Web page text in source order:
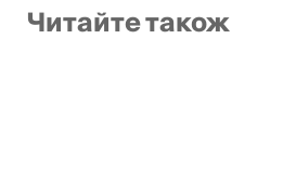
Читайте також